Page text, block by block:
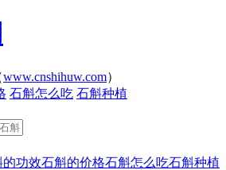
www.cnshihuw.com）
石斛怎么吃 石斛种植
的功效石斛的价格石斛怎么吃石斛种植